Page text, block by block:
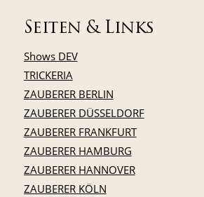
Seiten & Links
Shows DEV
TRICKERIA
ZAUBERER BERLIN
ZAUBERER DÜSSELDORF
ZAUBERER FRANKFURT
ZAUBERER HAMBURG
ZAUBERER HANNOVER
ZAUBERER KÖLN